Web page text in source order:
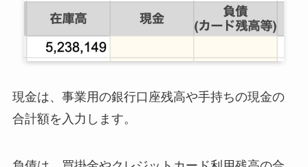
現金は、事業用の銀行口座残高や手持ちの現金の
合計額を入力します。